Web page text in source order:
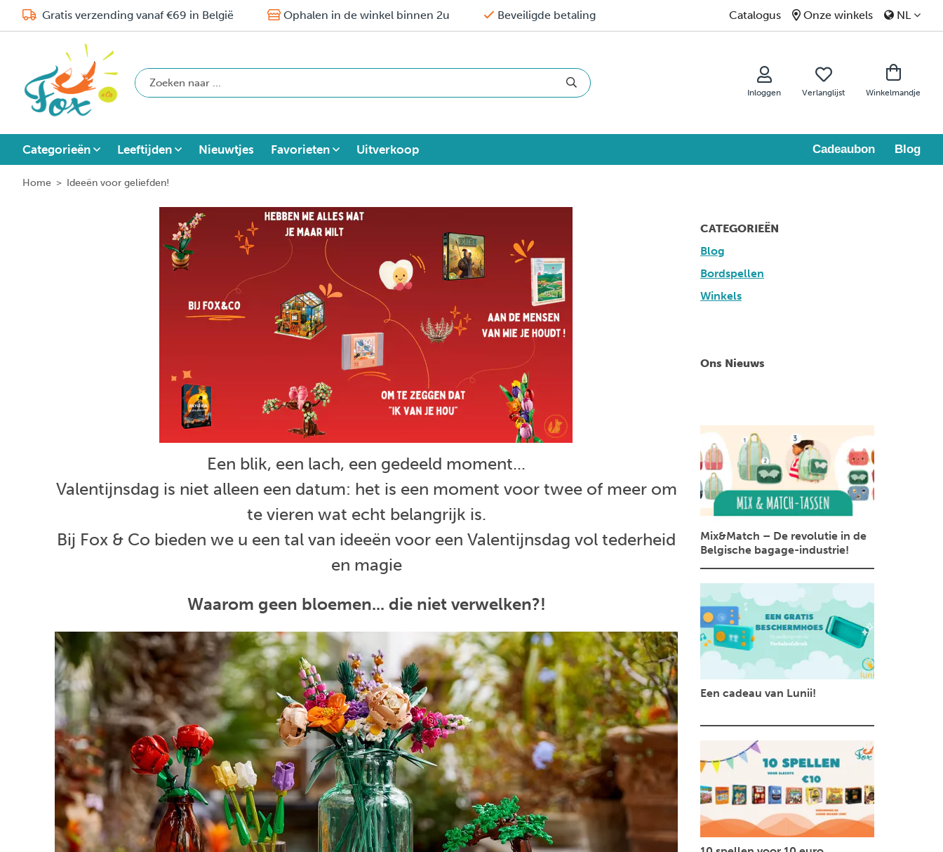
Gratis verzending vanaf €69 in België Ophalen in de winkel binnen 2u Beveiligde betaling Catalogus Onze winkels NL
Inloggen Verlanglijst Winkelmandje
Categorieën Leeftijden Nieuwtjes Favorieten Uitverkoop Cadeaubon Blog
Home > Ideeën voor geliefden!
Een blik, een lach, een gedeeld moment...
Valentijnsdag is niet alleen een datum: het is een moment voor twee of meer om
te vieren wat echt belangrijk is.
Bij Fox & Co bieden we u een tal van ideeën voor een Valentijnsdag vol tederheid
en magie
Waarom geen bloemen... die niet verwelken?!
CATEGORIEËN
Blog
Bordspellen
Winkels
Ons Nieuws
Mix&Match – De revolutie in de
Belgische bagage-industrie!
Een cadeau van Lunii!